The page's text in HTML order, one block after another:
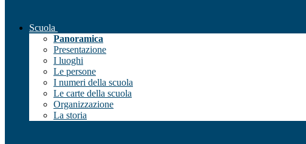
Scuola
Panoramica
Presentazione
I luoghi
Le persone
I numeri della scuola
Le carte della scuola
Organizzazione
La storia